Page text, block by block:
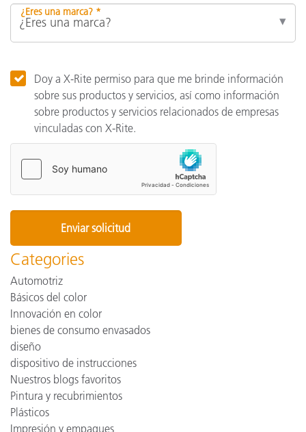
¿Eres una marca? *
Doy a X-Rite permiso para que me brinde información
sobre sus productos y servicios, así como información
sobre productos y servicios relacionados de empresas
vinculadas con X-Rite.
Categories
Automotriz
Básicos del color
Innovación en color
bienes de consumo envasados
diseño
dispositivo de instrucciones
Nuestros blogs favoritos
Pintura y recubrimientos
Plásticos
Impresión y empaques